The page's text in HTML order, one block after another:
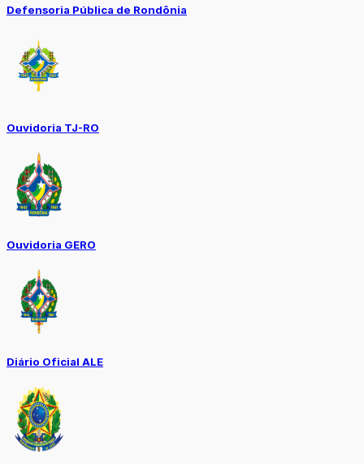
Defensoria Pública de Rondônia
Ouvidoria TJ-RO
Ouvidoria GERO
Diário Oficial ALE